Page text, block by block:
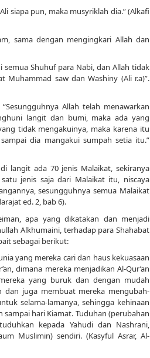
siapa pun, maka musyriklah dia.” (Alkafi
sama dengan mengingkari Allah dan
semua Shuhuf para Nabi, dan Allah tidak
Muhammad saw dan Washiny (Ali r.a)”.
Allah telah menawarkan
langit dan bumi, maka ada yang
tidak mengakuinya, maka karena itu
dia mangakui sumpah setia itu.”
langit ada 70 jenis Malaikat, sekiranya
jenis saja dari Malaikat itu, niscaya
sesungguhnya semua Malaikat
ed. 2, bab 6).
apa yang dikatakan dan menjadi
Alkhumaini, terhadap para Shahabat
sebagai berikut:
yang mereka cari dan haus kekuasaan
dimana mereka menjadikan Al-Qur’an
yang buruk dan dengan mudah
dan juga membuat mereka mengubah-
selama-lamanya, sehingga kehinaan
hari Kiamat. Tuduhan (perubahan
kepada Yahudi dan Nashrani,
Muslimin) sendiri. (Kasyful Asrar, Al-